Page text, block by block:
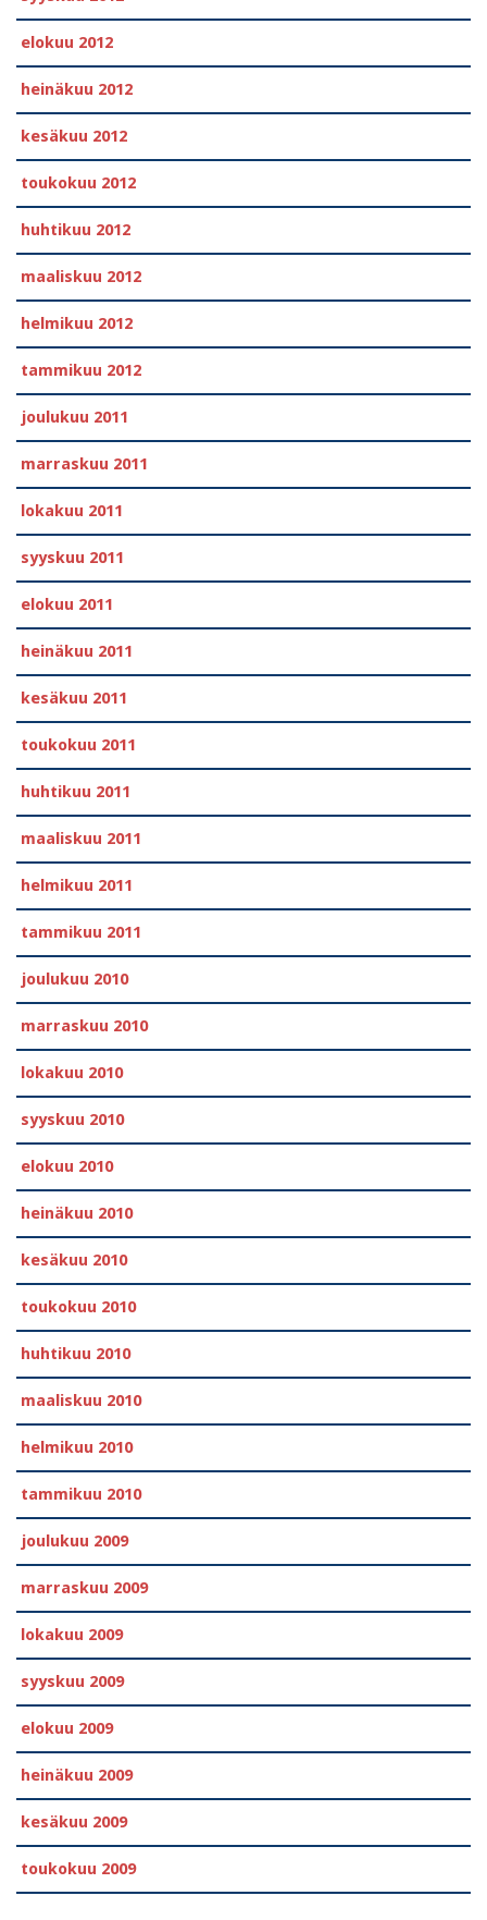
elokuu 2012
heinäkuu 2012
kesäkuu 2012
toukokuu 2012
huhtikuu 2012
maaliskuu 2012
helmikuu 2012
tammikuu 2012
joulukuu 2011
marraskuu 2011
lokakuu 2011
syyskuu 2011
elokuu 2011
heinäkuu 2011
kesäkuu 2011
toukokuu 2011
huhtikuu 2011
maaliskuu 2011
helmikuu 2011
tammikuu 2011
joulukuu 2010
marraskuu 2010
lokakuu 2010
syyskuu 2010
elokuu 2010
heinäkuu 2010
kesäkuu 2010
toukokuu 2010
huhtikuu 2010
maaliskuu 2010
helmikuu 2010
tammikuu 2010
joulukuu 2009
marraskuu 2009
lokakuu 2009
syyskuu 2009
elokuu 2009
heinäkuu 2009
kesäkuu 2009
toukokuu 2009